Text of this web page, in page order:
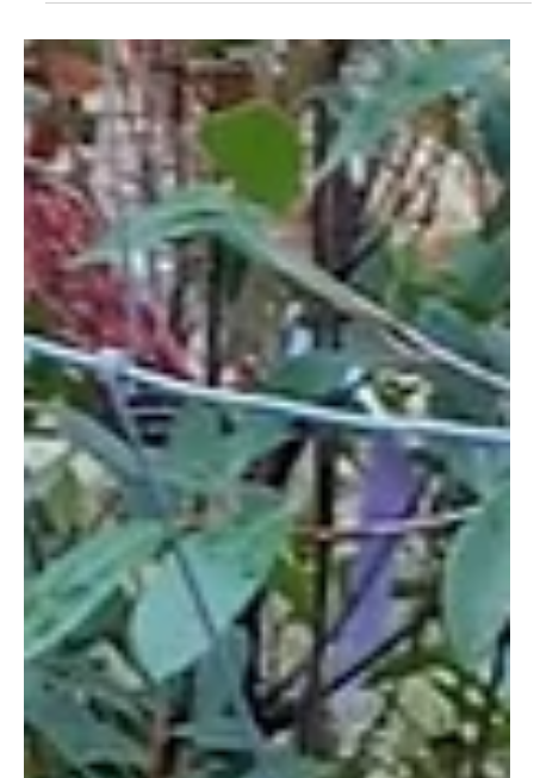
és talajápolási módszerek aszály idején
A szárazság, az aszálykárok teljesen nem előzhetők meg, de
megfelelő öntözéssel, talajtakarással és tudatos kertműveléssel
jelentősen csökkenthetők. A nagyüzemi mezőgazdaságban
biológiai, ökológiai, termesztéstechnológiai és gazdasági
módszereket is alkalmaznak, ezek közül azonban számos
megoldás a házikertben is eredményesen használható.